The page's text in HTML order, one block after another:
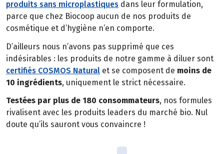
produits sans microplastiques dans leur formulation,
parce que chez Biocoop aucun de nos produits de
cosmétique et d’hygiène n’en comporte.
D’ailleurs nous n’avons pas supprimé que ces
indésirables : les produits de notre gamme à diluer sont
certifiés COSMOS Natural et se composent de moins de
10 ingrédients, uniquement le strict nécessaire.
Testées par plus de 180 consommateurs, nos formules
rivalisent avec les produits leaders du marché bio. Nul
doute qu’ils sauront vous convaincre !